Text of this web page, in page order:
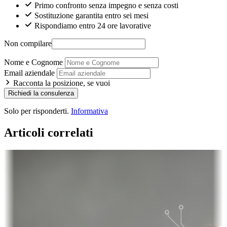
Primo confronto senza impegno e senza costi
Sostituzione garantita entro sei mesi
Rispondiamo entro 24 ore lavorative
Non compilare
Nome e Cognome
Email aziendale
Racconta la posizione, se vuoi
Richiedi la consulenza
Solo per risponderti. Informativa
Articoli correlati